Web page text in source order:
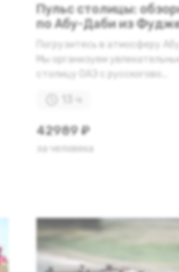
Пульс столицы:
по Абу-Даби из
Погрузитесь в атмосферу
Мы организуем
столицу ОАЭ с русскогово...
13 ч
42989 ₽
за человека